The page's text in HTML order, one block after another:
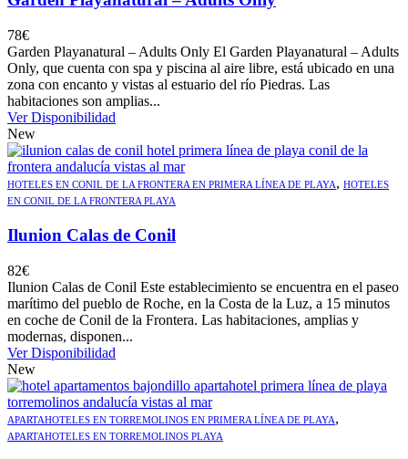
78€
Garden Playanatural – Adults Only El Garden Playanatural – Adults
Only, que cuenta con spa y piscina al aire libre, está ubicado en una
zona con encanto y vistas al estuario del río Piedras. Las
habitaciones son amplias...
Ver Disponibilidad
New
HOTELES EN CONIL DE LA FRONTERA EN PRIMERA LÍNEA DE PLAYA, HOTELES
EN CONIL DE LA FRONTERA PLAYA
Ilunion Calas de Conil
82€
Ilunion Calas de Conil Este establecimiento se encuentra en el paseo
marítimo del pueblo de Roche, en la Costa de la Luz, a 15 minutos
en coche de Conil de la Frontera. Las habitaciones, amplias y
modernas, disponen...
Ver Disponibilidad
New
APARTAHOTELES EN TORREMOLINOS EN PRIMERA LÍNEA DE PLAYA,
APARTAHOTELES EN TORREMOLINOS PLAYA